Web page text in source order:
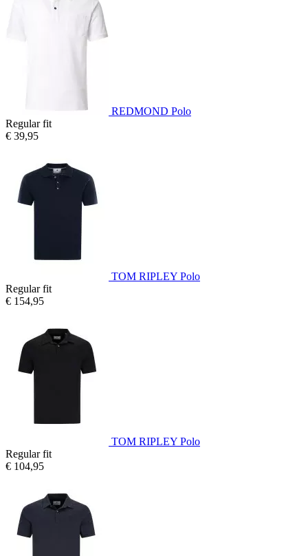
REDMOND Polo
Regular fit
€ 39,95
TOM RIPLEY Polo
Regular fit
€ 154,95
TOM RIPLEY Polo
Regular fit
€ 104,95